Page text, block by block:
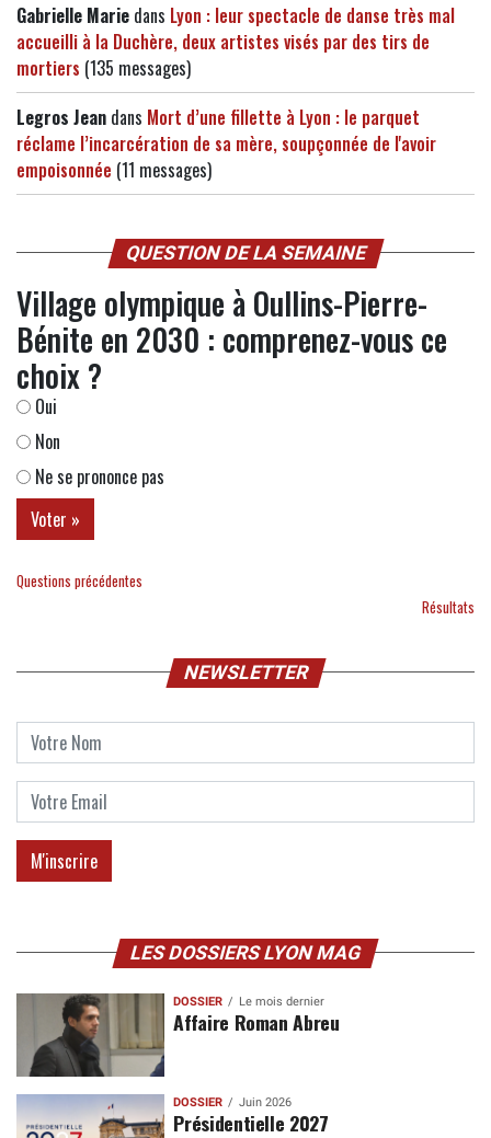
Gabrielle Marie dans Lyon : leur spectacle de danse très mal
accueilli à la Duchère, deux artistes visés par des tirs de
mortiers (135 messages)
Legros Jean dans Mort d’une fillette à Lyon : le parquet
réclame l’incarcération de sa mère, soupçonnée de l'avoir
empoisonnée (11 messages)
QUESTION DE LA SEMAINE
Village olympique à Oullins-Pierre-
Bénite en 2030 : comprenez-vous ce
choix ?
Oui
Non
Ne se prononce pas
Questions précédentes
Résultats
NEWSLETTER
LES DOSSIERS LYON MAG
DOSSIER Le mois dernier
Affaire Roman Abreu
DOSSIER Juin 2026
Présidentielle 2027